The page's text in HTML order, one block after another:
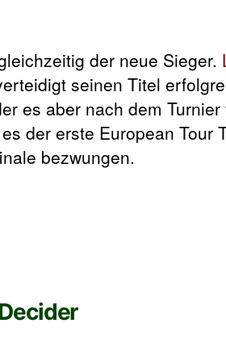
der neue Sieger.
seinen Titel
es aber nach dem
der erste European Tour
bezwungen.